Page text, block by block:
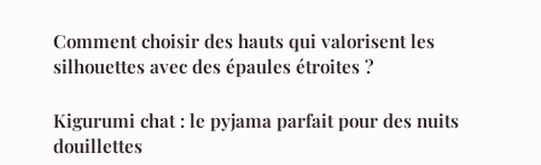
Comment choisir des hauts qui valorisent les
silhouettes avec des épaules étroites ?
Kigurumi chat : le pyjama parfait pour des nuits
douillettes